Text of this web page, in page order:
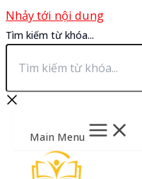
Nhảy tới nội dung
Tìm kiếm từ khóa...
Main Menu